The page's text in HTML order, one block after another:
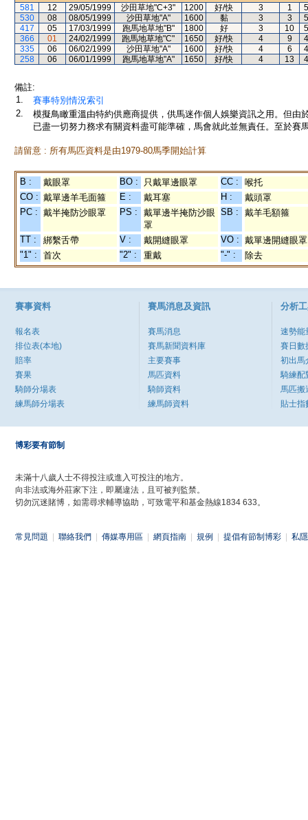
581
12 29/05/1999 沙田草地"C+3" 1200 好/快 3 1
530
08 08/05/1999 沙田草地"A" 1600 黏 3 3
417
05 17/03/1999 跑馬地草地"B" 1800 好 3 10
366
01 24/02/1999 跑馬地草地"C" 1650 好/快 4 9
335
06 06/02/1999 沙田草地"A" 1600 好/快 4 6
258
06 06/01/1999 跑馬地草地"A" 1650 好/快 4 13
備註:
1.
賽事特別情況索引
2.
模擬鳥瞰重溫由特約供應商提供，供馬迷作個人娛樂資訊之用。但
已盡一切努力務求有關資料盡可能準確，馬會就此並無責任。至於賽
請留意 : 所有馬匹資料是由1979-80馬季開始計算
B : 戴眼罩 BO : 只戴單邊眼罩 CC :
喉托
CO : 戴單邊羊毛面箍 E : 戴耳塞 H :
戴頭罩
PC : 戴半掩防沙眼罩 PS :
戴單邊半掩防沙眼
罩
SB : 戴羊毛額箍
TT : 綁繫舌帶 V : 戴開縫眼罩 VO : 戴單邊開縫眼罩
"1" :
首次 "2" : 重戴 "-" : 除去
賽事資料
報名表
排位表(本地)
賠率
賽果
騎師分場表
練馬師分場表
賽馬消息及資訊
賽馬消息
賽馬新聞資料庫
主要賽事
馬匹資料
騎師資料
練馬師資料
分析
速勢能
賽日數
初出馬
騎練配
馬匹搬
貼士指
博彩要有節制
未滿十八歲人士不得投注或進入可投注的地方。
向非法或海外莊家下注，即屬違法，且可被判監禁。
切勿沉迷賭博，如需尋求輔導協助，可致電平和基金熱線1834 633。
常見問題 聯絡我們 傳媒專用區 網頁指南 規例 提倡有節制博彩 私